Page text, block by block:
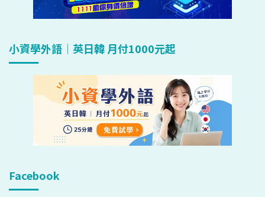
小資學外語｜英日韓 月付1000元起
Facebook